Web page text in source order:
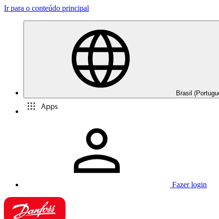
Ir para o conteúdo principal
Brasil
Apps
Fazer login